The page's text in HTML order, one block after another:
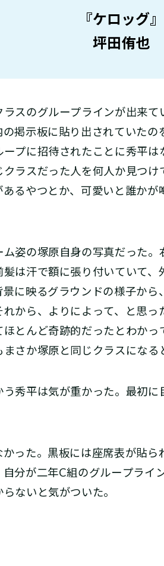
『ケロッグ』
坪田侑也
スのグループラインが出来
掲示板に貼り出されていた
プに招待されたことに秀平
ラスだった人を何人か見つ
るやつとか、可愛いと誰かが
姿の塚原自身の写真だった
は汗で額に張り付いていて
に映るグラウンドの様子か
から、よりによって、と思
とんど奇跡的だったとわか
さか塚原と同じクラスになる
秀平は気が重かった。最初に
った。黒板には座席表が貼
分が二年C組のグループライ
ないと気がついた。